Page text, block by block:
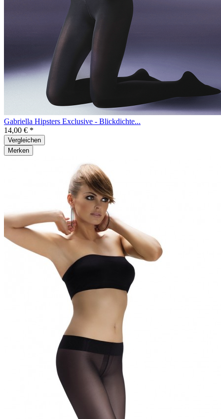
Gabriella Hipsters Exclusive - Blickdichte...
14,00 € *
Vergleichen
Merken